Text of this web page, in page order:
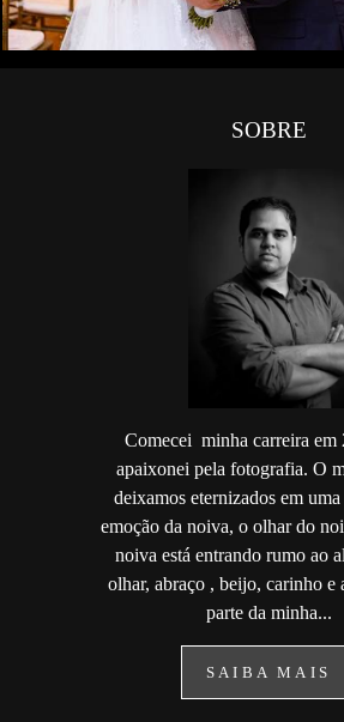
SOBRE
Comecei minha carreira em
apaixonei pela fotografia. O
deixamos eternizados em
emoção da noiva, o olhar do
noiva está entrando rumo ao
olhar, abraço , beijo, carinho e
parte da minha...
SAIBA MAIS